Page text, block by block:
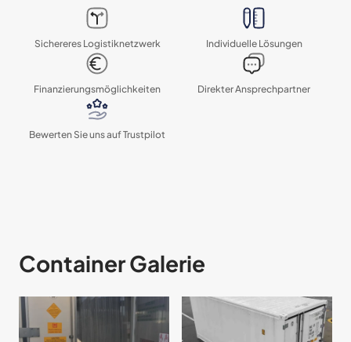
Sichereres Logistik­netzwerk Individuelle Lösungen
Finanzierungs­möglichkeiten Direkter Ansprechpartner
Bewerten Sie uns auf Trustpilot
Container Galerie